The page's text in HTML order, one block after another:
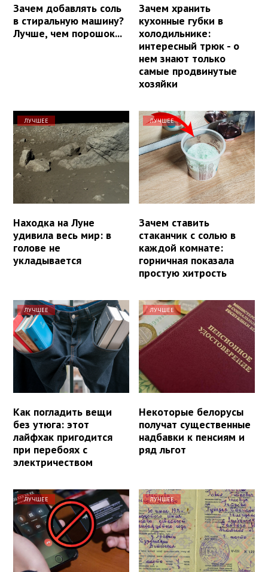
Зачем добавлять соль
в стиральную машину?
Лучше, чем порошок...
Зачем хранить
кухонные губки в
холодильнике:
интересный трюк - о
нем знают только
самые продвинутые
хозяйки
ЛУЧШЕЕ
Находка на Луне
удивила весь мир: в
голове не
укладывается
ЛУЧШЕЕ
Зачем ставить
стаканчик с солью в
каждой комнате:
горничная показала
простую хитрость
ЛУЧШЕЕ
Как погладить вещи
без утюга: этот
лайфхак пригодится
при перебоях с
электричеством
ЛУЧШЕЕ
Некоторые белорусы
получат существенные
надбавки к пенсиям и
ряд льгот
ЛУЧШЕЕ ЛУЧШЕЕ